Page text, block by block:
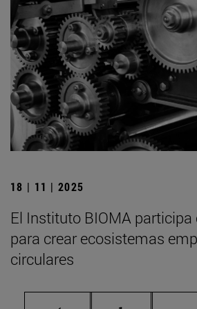
18 | 11 | 2025
El Instituto BIOMA participa
para crear ecosistemas
circulares